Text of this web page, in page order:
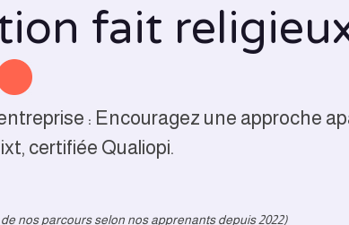
fait
: Encouragez une approche
certifiée Qualiopi.
nos parcours selon nos apprenants depuis 2022)